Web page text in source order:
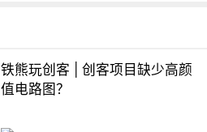
铁熊玩创客 | 创客项目缺少高颜
值电路图？